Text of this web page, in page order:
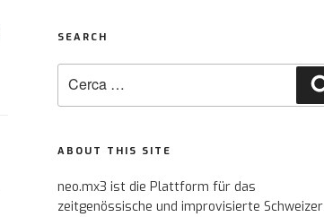
SEARCH
ABOUT THIS SITE
neo.mx3 ist die Plattform für das
zeitgenössische und improvisierte Schweizer